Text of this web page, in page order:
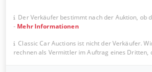
Der Verkäufer bestimmt nach der Auktion, ob
- Mehr Informationen
Classic Car Auctions ist nicht der Verkäufer.
rechnen als Vermittler im Auftrag eines Dritten,